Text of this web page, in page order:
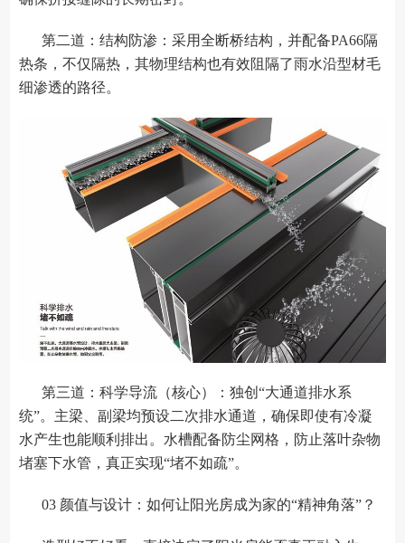
第二道：结构防渗：采用全断桥结构，并配备PA66隔
热条，不仅隔热，其物理结构也有效阻隔了雨水沿型材毛
细渗透的路径。
第三道：科学导流（核心）：独创“大通道排水系
统”。主梁、副梁均预设二次排水通道，确保即使有冷凝
水产生也能顺利排出。水槽配备防尘网格，防止落叶杂物
堵塞下水管，真正实现“堵不如疏”。
03 颜值与设计：如何让阳光房成为家的“精神角落”？